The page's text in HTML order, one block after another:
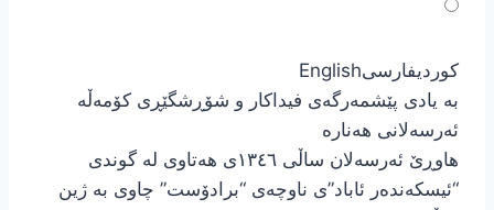
کوردیفارسیEnglish
بە یادی پێشمەرگەی فیداکار و شۆڕشگێڕی کۆمەڵە
ئەرسەلانی هەنارە
هاوڕێ ئەرسەلان ساڵی ١٣٤٦ی هەتاوی لە گوندی
“ئیسکەندەر ئاباد”ی ناوچەی “برادۆست” چاوی بە ژین